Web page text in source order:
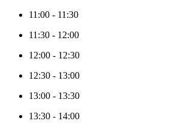
11:00 - 11:30
11:30 - 12:00
12:00 - 12:30
12:30 - 13:00
13:00 - 13:30
13:30 - 14:00